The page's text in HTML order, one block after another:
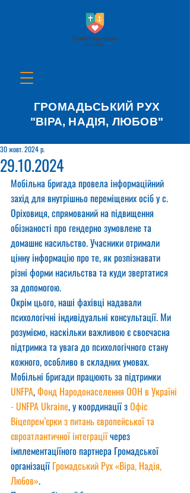
ГРОМАДЬСЬКИЙ РУХ
"ВІРА, НАДІЯ, ЛЮБОВ"
29.10.2024
30 жовт. 2024 р.
Мобільна бригада провела інформаційний
захід для внутрішньо переміщених осіб у с.
Оріховиця, спрямований на підвищення
обізнаності про гендерно зумовлене та
домашнє насильство. Учасники отримали
цінну інформацію про те, як розпізнавати
різні форми насильства та куди звертатися
за допомогою.
Окрім цього, наші фахівці надавали
психологічні індивідуальні консультації. Ми
розуміємо, наскільки важливою є своєчасна
підтримка та увага до психологічного стану
кожного, особливо в складних умовах.
Мобільні бригади працюють за підтримки
UNFPA, Фонд Народонаселення ООН в Україні
- UNFPA Ukraine, у координації з Офіс
Віцепрем’єрки з питань європейської та
євроатлантичної інтеграції через
імплементаціїного партнера Громадської
організації Громадський Рух «Віра, Надія,
Любов».